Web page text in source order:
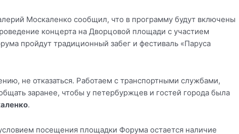
Москаленко сообщил, что в программу будут включены
концерта на Дворцовой площади с участием
пройдут традиционный забег и фестиваль «Паруса
не отказаться. Работаем с транспортными службами,
заранее, чтобы у петербуржцев и гостей города была
.
посещения площадки Форума остается наличие